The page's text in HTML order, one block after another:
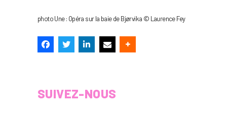
photo Une : Opéra sur la baie de Bjørvika © Laurence Fey
SUIVEZ-NOUS